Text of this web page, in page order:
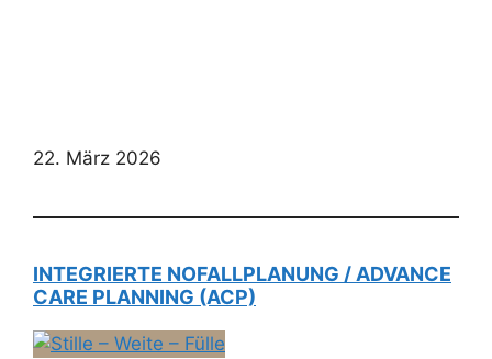
22. März 2026
INTEGRIERTE NOFALLPLANUNG / ADVANCE
CARE PLANNING (ACP)